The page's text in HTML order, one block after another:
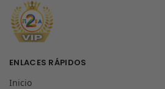
ENLACES RÁPIDOS
Inicio